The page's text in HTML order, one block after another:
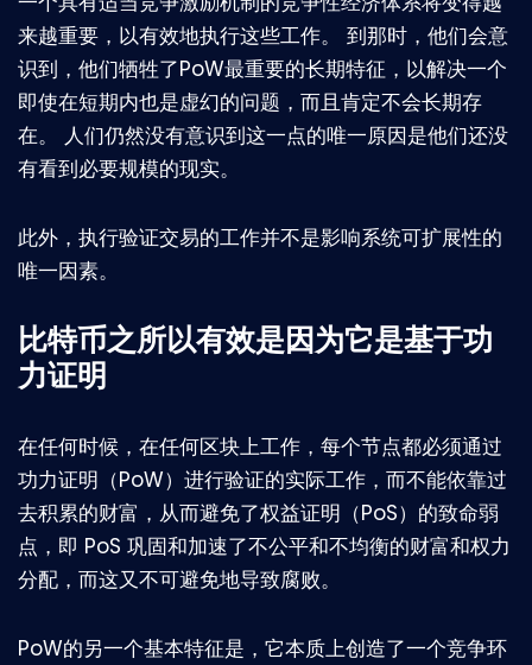
来越重要，以有效地执行这些工作。 到那时，他们会意
识到，他们牺牲了PoW最重要的长期特征，以解决一个
即使在短期内也是虚幻的问题，而且肯定不会长期存
在。 人们仍然没有意识到这一点的唯一原因是他们还没
有看到必要规模的现实。
此外，执行验证交易的工作并不是影响系统可扩展性的
唯一因素。
比特币之所以有效是因为它是基于功
力证明
在任何时候，在任何区块上工作，每个节点都必须通过
功力证明（PoW）进行验证的实际工作，而不能依靠过
去积累的财富，从而避免了权益证明（PoS）的致命弱
点，即 PoS 巩固和加速了不公平和不均衡的财富和权力
分配，而这又不可避免地导致腐败。
PoW的另一个基本特征是，它本质上创造了一个竞争环